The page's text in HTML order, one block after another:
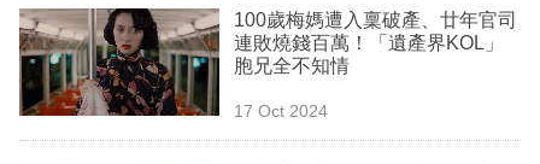
樓
市
理
100歲梅媽遭入稟破產、廿年官司
連敗燒錢百萬！「遺產界KOL」
胞兄全不知情
17 Oct 2024